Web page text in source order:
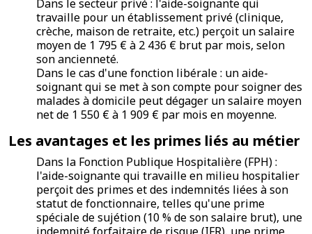
Dans le secteur privé : l'aide-soignante qui
travaille pour un établissement privé (clinique,
crèche, maison de retraite, etc.) perçoit un salaire
moyen de 1 795 € à 2 436 € brut par mois, selon
son ancienneté.
Dans le cas d'une fonction libérale : un aide-
soignant qui se met à son compte pour soigner des
malades à domicile peut dégager un salaire moyen
net de 1 550 € à 1 909 € par mois en moyenne.
Les avantages et les primes liés au métier
Dans la Fonction Publique Hospitalière (FPH) :
l'aide-soignante qui travaille en milieu hospitalier
perçoit des primes et des indemnités liées à son
statut de fonctionnaire, telles qu'une prime
spéciale de sujétion (10 % de son salaire brut), une